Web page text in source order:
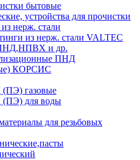
бытовые
устройства для прочистки
нерж. стали
из нерж. стали VALTEC
и др.
ПНД
КОРСИС
газовые
для воды
для резьбовых